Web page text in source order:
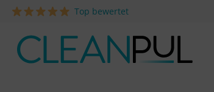
Hauptinhalt springen
Zur Suche springen
Zur Hauptnavigation springen
Top bewertet